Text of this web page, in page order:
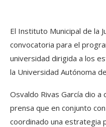
El Instituto Municipal de la
convocatoria para el
universidad dirigida a los
la Universidad Autónoma
Osvaldo Rivas García dio a
prensa que en conjunto
coordinado una estrategia